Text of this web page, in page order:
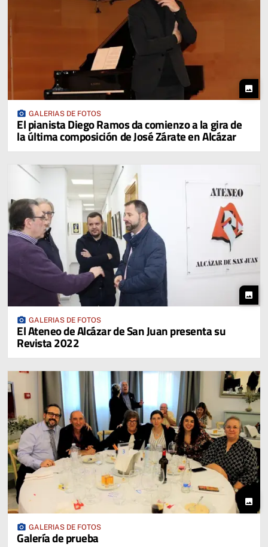
photo
photo_camera GALERIAS DE FOTOS
El pianista Diego Ramos da comienzo a la gira de
la última composición de José Zárate en Alcázar
photo
photo_camera GALERIAS DE FOTOS
El Ateneo de Alcázar de San Juan presenta su
Revista 2022
photo
photo_camera GALERIAS DE FOTOS
Galería de prueba